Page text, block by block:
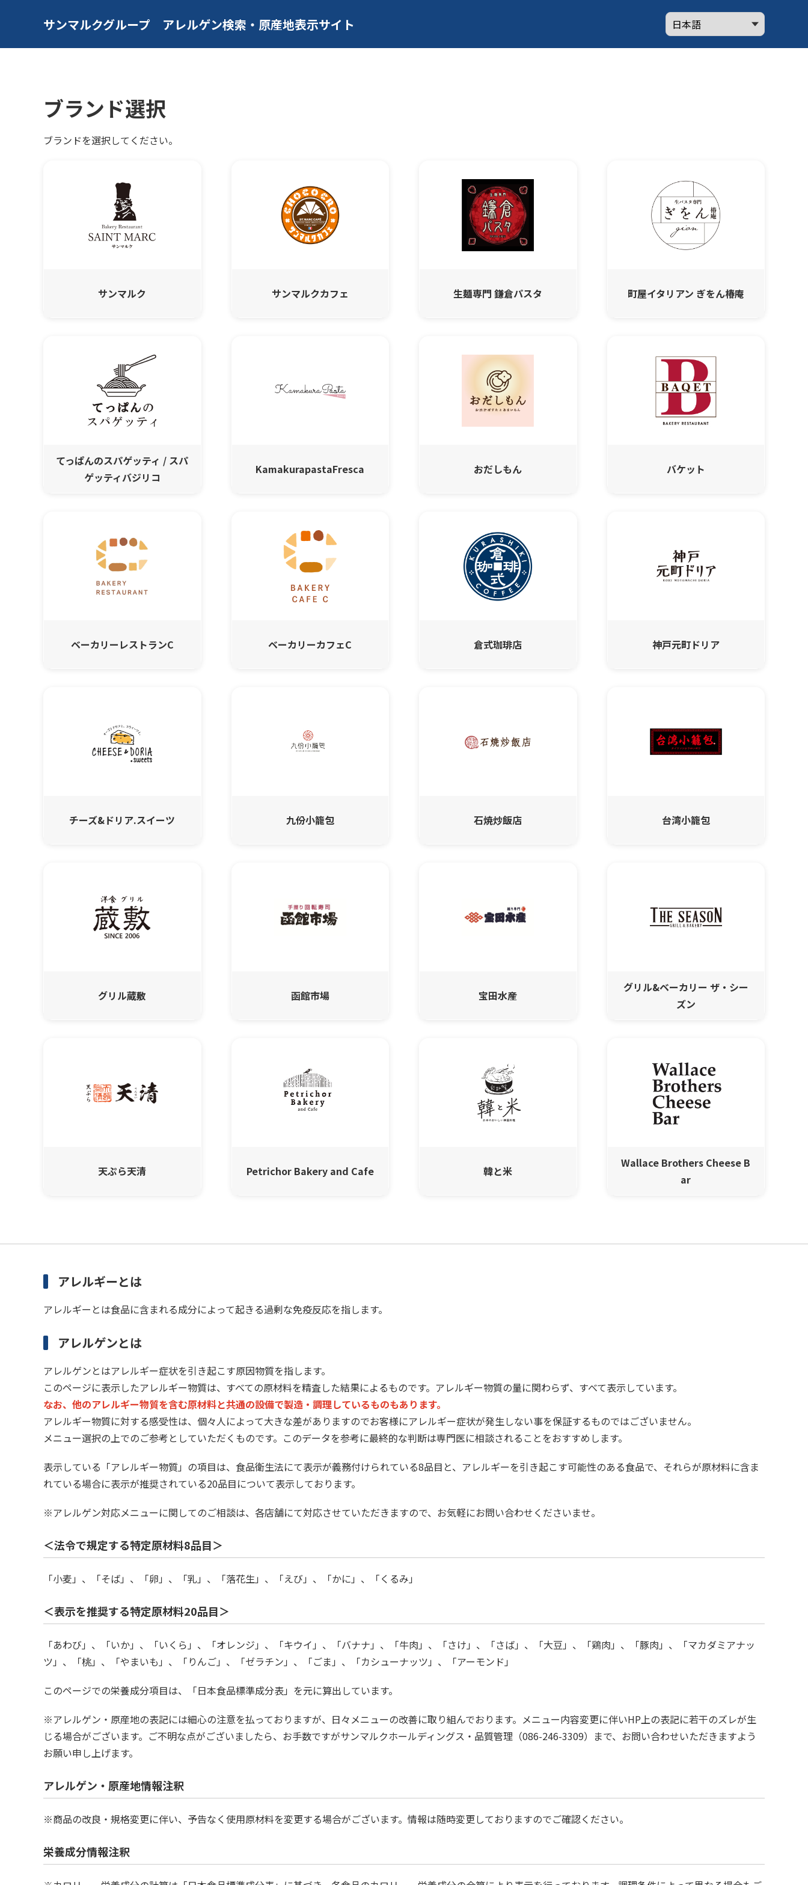
サンマルクグループ アレルゲン検索・原産地表示サイト
ブランド選択
ブランドを選択してください。
サンマルク サンマルクカフェ 生麺専門 鎌倉パスタ 町屋イタリアン ぎをん椿庵
てっぱんのスパゲッティ / スパ
ゲッティバジリコ
KamakurapastaFresca おだしもん バケット
ベーカリーレストランC ベーカリーカフェC 倉式珈琲店 神戸元町ドリア
チーズ&ドリア.スイーツ 九份小籠包 石焼炒飯店 台湾小籠包
グリル蔵敷 函館市場 宝田水産
グリル&ベーカリー ザ・シー
ズン
天ぷら天清 Petrichor Bakery and Cafe 韓と米
Wallace Brothers Cheese B
ar
アレルギーとは
アレルギーとは食品に含まれる成分によって起きる過剰な免疫反応を指します。
アレルゲンとは
アレルゲンとはアレルギー症状を引き起こす原因物質を指します。
このページに表示したアレルギー物質は、すべての原材料を精査した結果によるものです。アレルギー物質の量に関わらず、すべて表示しています。
なお、他のアレルギー物質を含む原材料と共通の設備で製造・調理しているものもあります。
アレルギー物質に対する感受性は、個々人によって大きな差がありますのでお客様にアレルギー症状が発生しない事を保証するものではございません。
メニュー選択の上でのご参考としていただくものです。このデータを参考に最終的な判断は専門医に相談されることをおすすめします。
表示している「アレルギー物質」の項目は、食品衛生法にて表示が義務付けられている8品目と、アレルギーを引き起こす可能性のある食品で、それらが原材料に含ま
れている場合に表示が推奨されている20品目について表示しております。
※アレルゲン対応メニューに関してのご相談は、各店舗にて対応させていただきますので、お気軽にお問い合わせくださいませ。
＜法令で規定する特定原材料8品目＞
「小麦」、「そば」、「卵」、「乳」、「落花生」、「えび」、「かに」、「くるみ」
＜表示を推奨する特定原材料20品目＞
「あわび」、「いか」、「いくら」、「オレンジ」、「キウイ」、「バナナ」、「牛肉」、「さけ」、「さば」、「大豆」、「鶏肉」、「豚肉」、「マカダミアナッ
ツ」、「桃」、「やまいも」、「りんご」、「ゼラチン」、「ごま」、「カシューナッツ」、「アーモンド」
このページでの栄養成分項目は、「日本食品標準成分表」を元に算出しています。
※アレルゲン・原産地の表記には細心の注意を払っておりますが、日々メニューの改善に取り組んでおります。メニュー内容変更に伴いHP上の表記に若干のズレが生
じる場合がございます。ご不明な点がございましたら、お手数ですがサンマルクホールディングス・品質管理（086-246-3309）まで、お問い合わせいただきますよう
お願い申し上げます。
アレルゲン・原産地情報注釈
※商品の改良・規格変更に伴い、予告なく使用原材料を変更する場合がございます。情報は随時変更しておりますのでご確認ください。
栄養成分情報注釈